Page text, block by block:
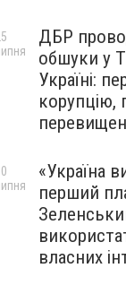
ДБР
обшуки у
Україні:
корупцію,
«Україна
перший
власних